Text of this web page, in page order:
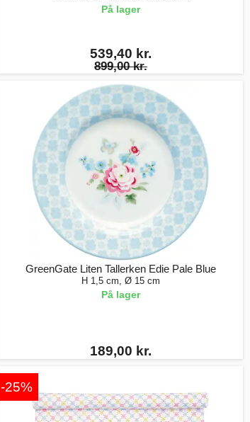
På lager
539,40 kr.
899,00 kr.
GreenGate Liten Tallerken Edie Pale Blue
H 1,5 cm, Ø 15 cm
På lager
189,00 kr.
-25%